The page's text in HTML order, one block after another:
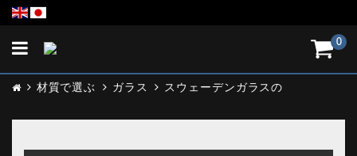
0
Toggle
材質で選ぶ ガラス スウェーデンガラスの